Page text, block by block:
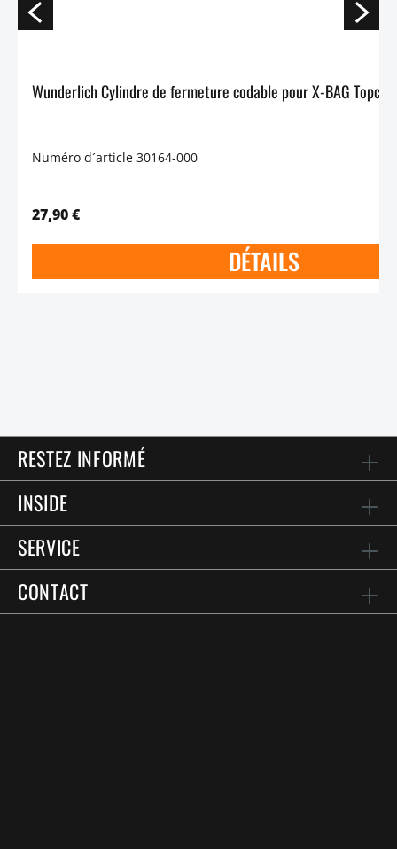
Numéro d´article 30164-000
27,90 €
DÉTAILS
RESTEZ INFORMÉ
INSIDE
SERVICE
CONTACT